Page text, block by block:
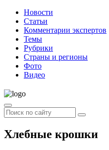
Новости
Статьи
Комментарии экспертов
Темы
Рубрики
Страны и регионы
Фото
Видео
Хлебные крошки